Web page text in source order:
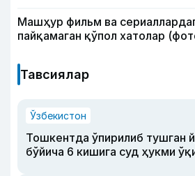
Машҳур фильм ва
пайқамаган қўпол хатолар
Тавсиялар
Ўзбекистон
Тошкентда ўпирилиб тушган
бўйича 6 кишига суд ҳукми